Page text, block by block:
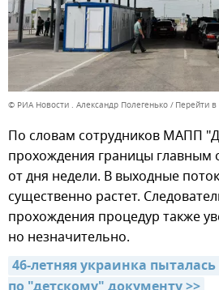
© РИА Новости . Александр Полегенько Перейти
По словам сотрудников МАПП
прохождения границы главным
от дня недели. В выходные
существенно растет.
прохождения процедур также
но незначительно.
46-летняя украинка